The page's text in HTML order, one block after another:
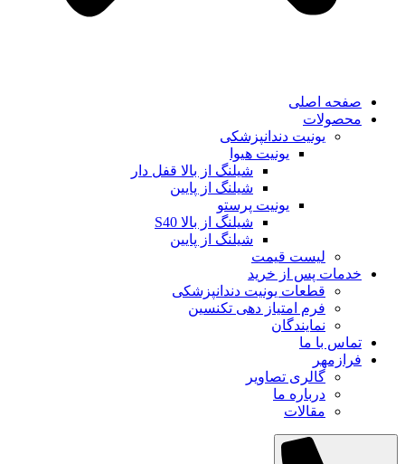
صفحه اصلی
محصولات
یونیت دندانپزشکی
یونیت هیوا
شیلنگ از بالا قفل دار
شیلنگ از پایین
یونیت پرستو
شیلنگ از بالا S40
شیلنگ از پایین
لیست قیمت
خدمات پس از خرید
قطعات یونیت دندانپزشکی
فرم امتیاز دهی تکنسین
نمایندگان
تماس با ما
فرازمهر
گالری تصاویر
درباره ما
مقالات